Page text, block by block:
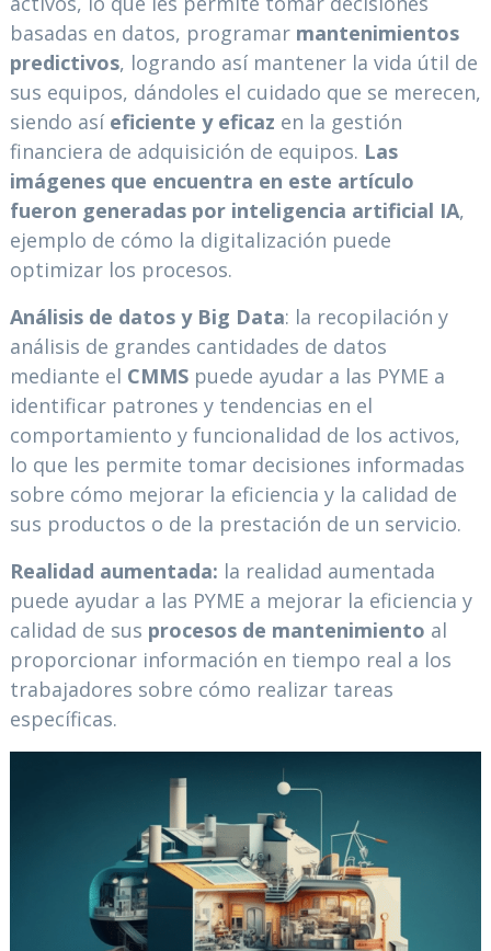
basadas en datos, programar mantenimientos
predictivos, logrando así mantener la vida útil de
sus equipos, dándoles el cuidado que se merecen,
siendo así eficiente y eficaz en la gestión
financiera de adquisición de equipos. Las
imágenes que encuentra en este artículo
fueron generadas por inteligencia artificial IA,
ejemplo de cómo la digitalización puede
optimizar los procesos.
Análisis de datos y Big Data: la recopilación y
análisis de grandes cantidades de datos
mediante el CMMSpuede ayudar a las PYME a
identificar patrones y tendencias en el
comportamiento y funcionalidad de los activos,
lo que les permite tomar decisiones informadas
sobre cómo mejorar la eficiencia y la calidad de
sus productos o de la prestación de un servicio.
Realidad aumentada: la realidad aumentada
puede ayudar a las PYME a mejorar la eficiencia y
calidad de sus procesos de mantenimiento al
proporcionar información en tiempo real a los
trabajadores sobre cómo realizar tareas
específicas.